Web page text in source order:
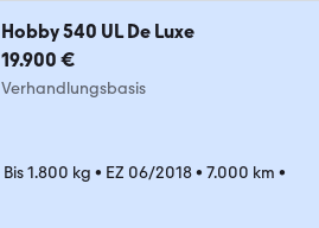
Hobby 540 UL De Luxe
19.900 €
Verhandlungsbasis
Bis 1.800 kg • EZ 06/2018• 7.000 km •